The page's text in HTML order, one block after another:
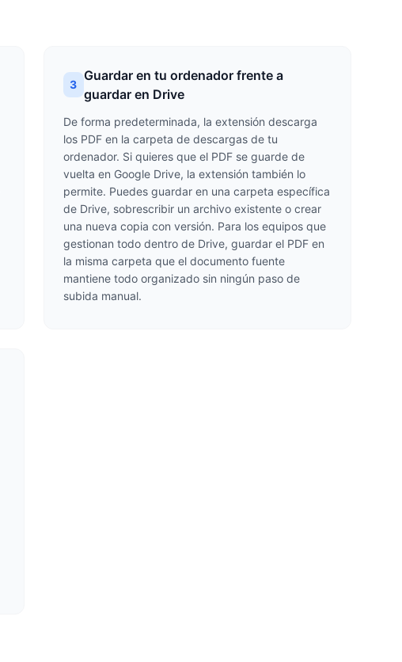
3
Guardar en tu ordenador frente a
guardar en Drive
De forma predeterminada, la extensión descarga
los PDF en la carpeta de descargas de tu
ordenador. Si quieres que el PDF se guarde de
vuelta en Google Drive, la extensión también lo
permite. Puedes guardar en una carpeta específica
de Drive, sobrescribir un archivo existente o crear
una nueva copia con versión. Para los equipos que
gestionan todo dentro de Drive, guardar el PDF en
la misma carpeta que el documento fuente
mantiene todo organizado sin ningún paso de
subida manual.